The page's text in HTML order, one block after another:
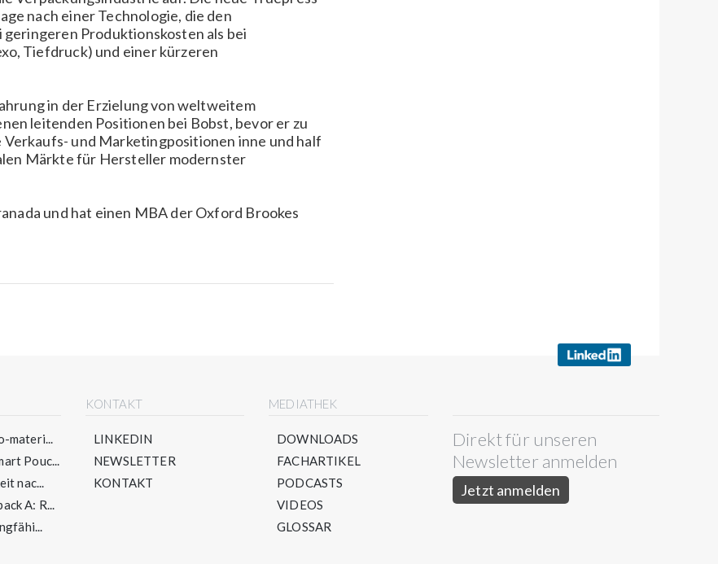
nach einer Technologie, die den
Produktionskosten als bei
Tiefdruck) und einer kürzeren
in der Erzielung von weltweitem
leitenden Positionen bei Bobst, bevor er zu
und Marketingpositionen inne und half
Märkte für Hersteller modernster
und hat einen MBA der Oxford Brookes
materi...
Pouc...
nac...
A: R...
KONTAKT
LINKEDIN
NEWSLETTER
KONTAKT
MEDIATHEK
DOWNLOADS
FACHARTIKEL
PODCASTS
VIDEOS
GLOSSAR
Direkt für unseren
Newsletter anmelden
Jetzt anmelden